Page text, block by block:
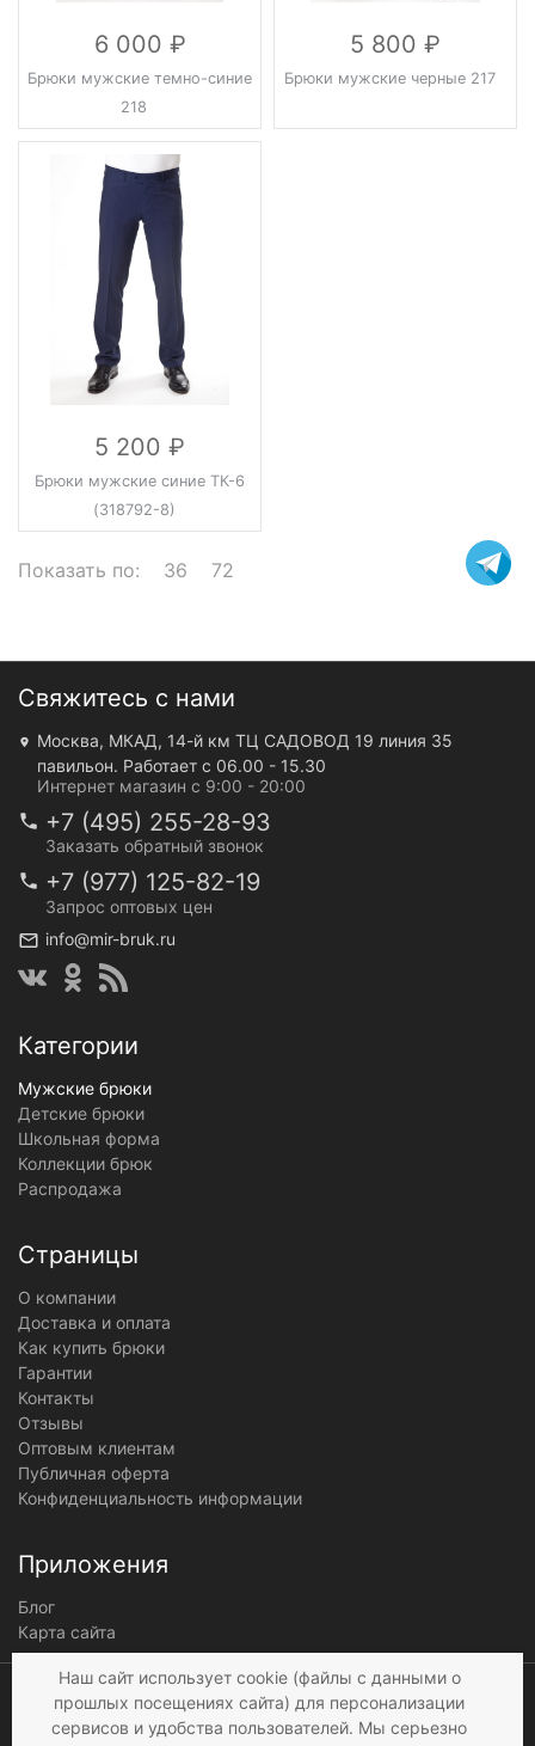
6 000
Брюки мужские темно-синие
218
5 800
Брюки мужские черные 217
5 200
Брюки мужские синие ТК-6
(318792-8)
Показать по: 36 72
Свяжитесь с нами
Москва, МКАД, 14-й км ТЦ САДОВОД 19 линия 35
павильон. Работает с 06.00 - 15.30
Интернет магазин с 9:00 - 20:00
+7 (495) 255-28-93
Заказать обратный звонок
+7 (977) 125-82-19
Запрос оптовых цен
info@mir-bruk.ru
Категории
Мужские брюки
Детские брюки
Школьная форма
Коллекции брюк
Распродажа
Страницы
О компании
Доставка и оплата
Как купить брюки
Гарантии
Контакты
Отзывы
Оптовым клиентам
Публичная оферта
Конфиденциальность информации
Приложения
Блог
Карта сайта
Мы получаем и
обрабатываем
персональные данные
Наш сайт использует cookie (файлы с данными о
прошлых посещениях сайта) для персонализации
сервисов и удобства пользователей. Мы серьезно